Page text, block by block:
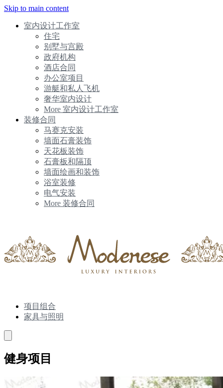
Skip to main content
室内设计工作室
住宅
别墅与宫殿
政府机构
酒店合同
办公室项目
游艇和私人飞机
奢华室内设计
More 室内设计工作室
装修合同
马赛克安装
墙面石膏装饰
天花板装饰
石膏板和隔顶
墙面绘画和装饰
浴室装修
电气安装
More 装修合同
项目组合
家具与照明
健身项目